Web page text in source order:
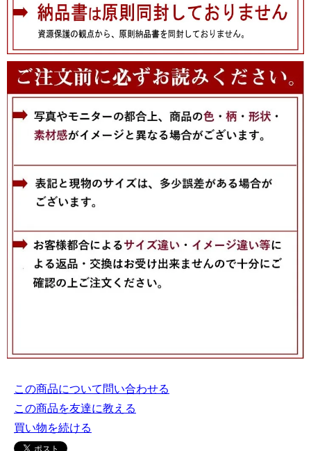
この商品について問い合わせる
この商品を友達に教える
買い物を続ける